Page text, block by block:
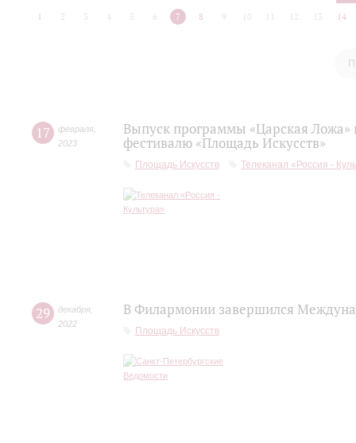
1 2 3 4 5 6 7 8 9 10 12 13 14
17 февраля
2023
Выпуск программы «Царская
фестивалю «Площадь Искусств»
Площадь Искусств Телеканал «Россия -
29 декабря
2022
В Филармонии завершился
Площадь Искусств